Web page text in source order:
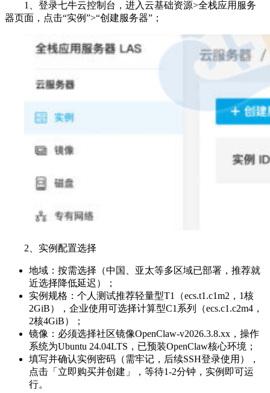
1、登录七牛云控制台，进入云基础资源>全栈应用服务
器页面，点击“实例”>“创建服务器”；
2、实例配置选择
地域：按需选择（中国、亚太等多区域已部署，推荐就
近选择降低延迟）；
实例规格：个人测试推荐轻量型T1（ecs.t1.c1m2，1核
2GiB），企业使用可选择计算型C1系列（ecs.c1.c2m4，
2核4GiB）；
镜像：必须选择社区镜像OpenClaw-v2026.3.8.xx，操作
系统为Ubuntu 24.04LTS，已预装OpenClaw核心环境；
填写并确认实例密码（需牢记，后续SSH登录使用），
点击「立即购买并创建」，等待1-2分钟，实例即可运
行。